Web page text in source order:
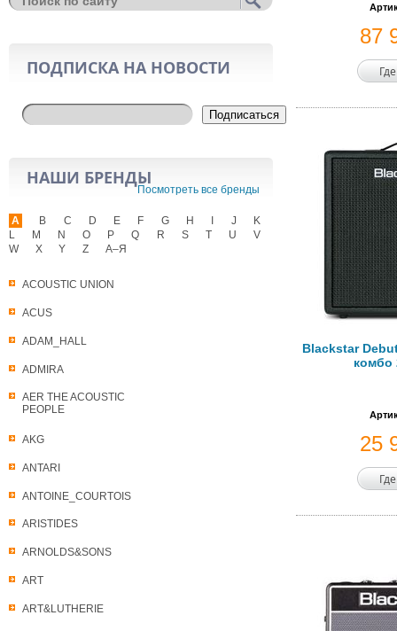
ПОДПИСКА НА НОВОСТИ
Подписаться
НАШИ БРЕНДЫ
Посмотреть все бренды
A
ACOUSTIC UNION
ACUS
ADAM_HALL
ADMIRA
AER THE ACOUSTIC
PEOPLE
AKG
ANTARI
ANTOINE_COURTOIS
ARISTIDES
ARNOLDS&SONS
ART
ART&LUTHERIE
B C D E F G H J
K
L
M N O P Q R S T U
V
W
X Y Z А–Я
87
Blackstar
комбо
25